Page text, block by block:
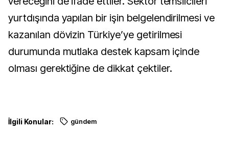
yurtdışında yapılan bir işin belgelendirilmesi ve
kazanılan dövizin Türkiye’ye getirilmesi
durumunda mutlaka destek kapsam içinde
olması gerektiğine de dikkat çektiler.
İlgili Konular: gündem